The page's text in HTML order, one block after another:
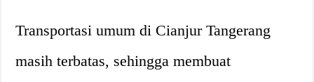
Transportasi umum di Cianjur Tangerang
masih terbatas, sehingga membuat